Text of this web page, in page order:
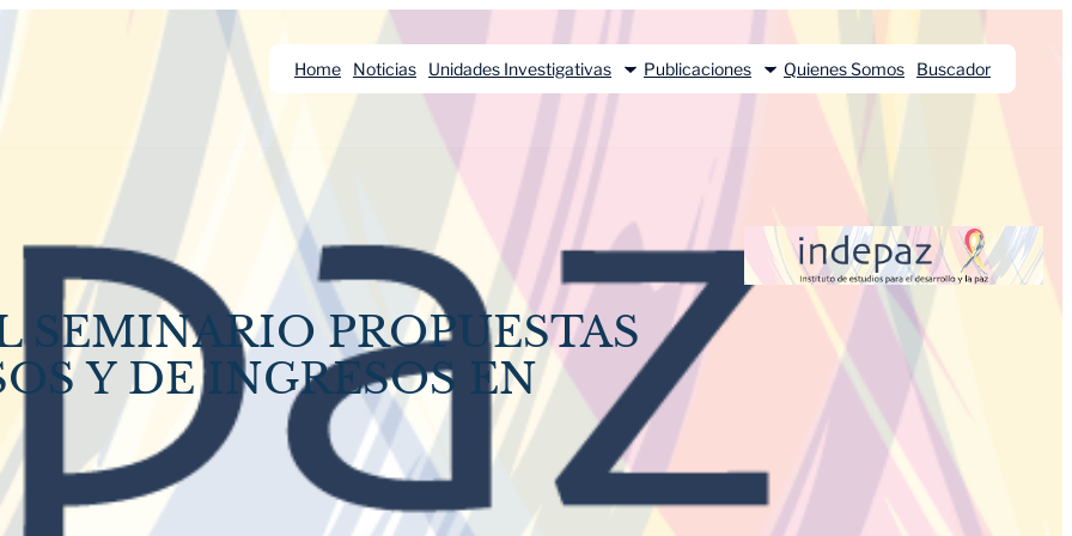
Home Noticias Unidades Investigativas Publicaciones Quienes Somos Buscador
SEMINARIO PROPUESTAS
Y DE INGRESOS EN